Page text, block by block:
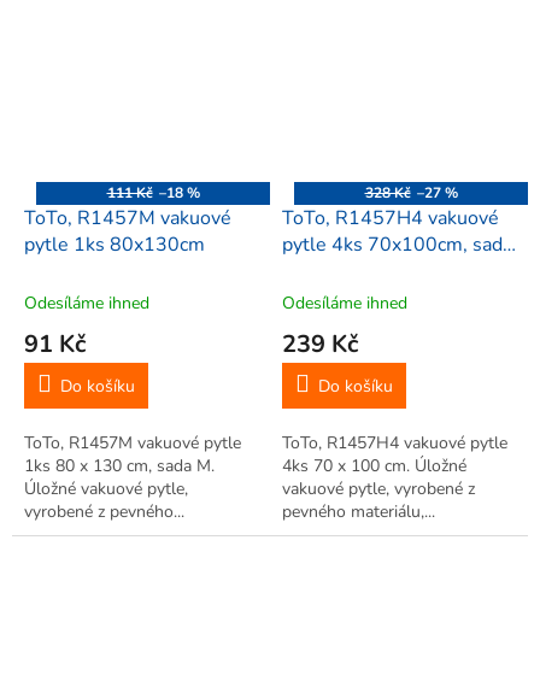
111 Kč –18 %
ToTo, R1457M vakuové
pytle 1ks 80x130cm
Odesíláme ihned
91 Kč
Do košíku
ToTo, R1457M vakuové pytle
1ks 80 x 130 cm, sada M.
Úložné vakuové pytle,
vyrobené z pevného...
328 Kč –27 %
ToTo, R1457H4 vakuové
pytle 4ks 70x100cm, sada
Odesíláme ihned
239 Kč
Do košíku
ToTo, R1457H4 vakuové pytle
4ks 70 x 100 cm. Úložné
vakuové pytle, vyrobené z
pevného materiálu,...